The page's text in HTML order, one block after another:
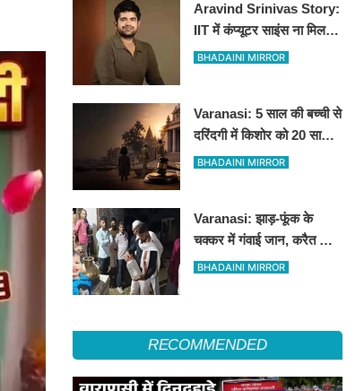
Aravind Srinivas Story:
IIT में कंप्यूटर साइंस ना मिलने
से लेकर MIT और पहले
BHADAINI MIRROR
Varanasi: 5 साल की बच्ची से
दरिंदगी में किशोर को 20 साल
की कठोर कैद, बालिग की तरह
BHADAINI MIRROR
Varanasi: झाड़-फूंक के
चक्कर में गंवाई जान, करैत के
काटने से 3 साल के मासूम की
BHADAINI MIRROR
RECOMMENDED